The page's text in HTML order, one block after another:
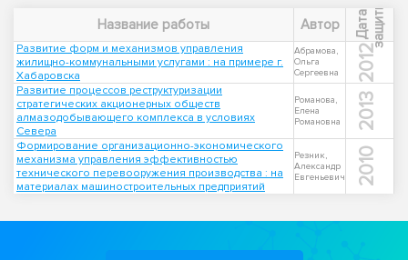
Название работы Автор Д
а
т
а
з
а
щ
и
т ы
Развитие форм и механизмов управления
жилищно-коммунальными услугами : на примере г.
Хабаровска
Абрамова,
Ольга
Сергеевна
2012
Развитие процессов реструктуризации
стратегических акционерных обществ
алмазодобывающего комплекса в условиях
Севера
Романова,
Елена
Романовна
2013
Формирование организационно-экономического
механизма управления эффективностью
технического перевооружения производства : на
материалах машиностроительных предприятий
Резник,
Александр
Евгеньевич
2010